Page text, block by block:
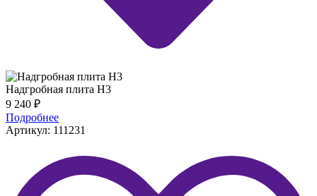
Надгробная плита H3
9 240 ₽
Подробнее
Артикул: 111231